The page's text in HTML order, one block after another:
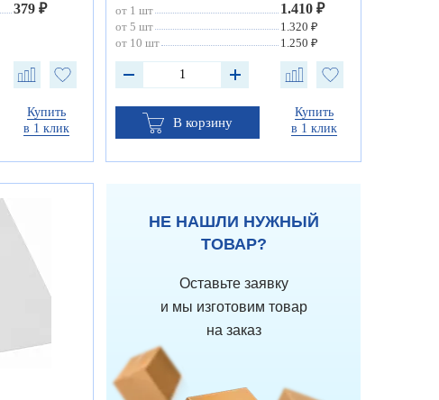
379 ₽
Купить
в 1 клик
от 1 шт 1.410 ₽
от 5 шт
1.320 ₽
от 10 шт
1.250 ₽
В корзину
Купить
в 1 клик
НЕ НАШЛИ НУЖНЫЙ
ТОВАР?
Оставьте заявку
и мы изготовим товар
на заказ